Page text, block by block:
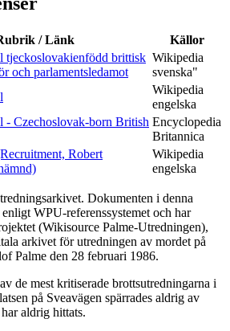
/ Länk
Källor
tjeckoslovakienfödd brittisk
och parlamentsledamot
Wikipedia
svenska"
Wikipedia
engelska
- Czechoslovak-born British Encyclopedia
Britannica
Robert
Wikipedia
engelska
Dokumenten i denna
WPU-referenssystemet och har
(Wikisource Palme-Utredningen),
arkivet för utredningen av mordet på
Palme den 28 februari 1986.
de mest kritiserade brottsutredningarna i
på Sveavägen spärrades aldrig av
aldrig hittats.